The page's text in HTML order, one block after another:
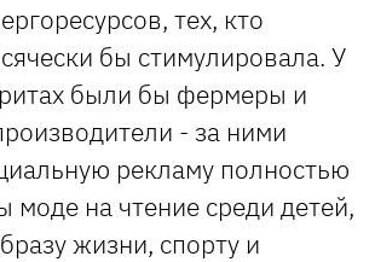
тех, кто
бы стимулировала. У
были бы фермеры и
- за ними
рекламу полностью
моде на чтение среди детей,
жизни, спорту и